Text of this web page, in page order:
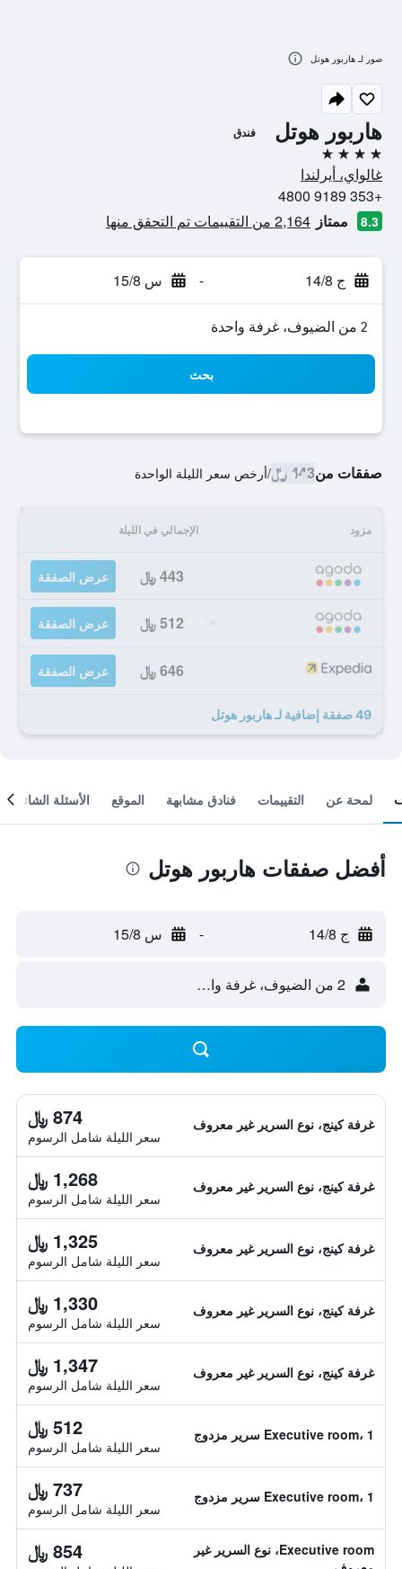
هاربور هوتل فندق
4 نجوم
غالواي، أيرلندا
+353 9189 4800
8.3 ممتاز 2,164 من التقييمات تم التحقق منها
ج 14/8 - س 15/8
2 من الضيوف، غرفة واحدة
بحث
صفقات من443 ﷼ /أرخص سعر الليلة الواحدة
مزود الإجمالي في الليلة
443 ﷼ عرض الصفقة
512 ﷼ عرض الصفقة
646 ﷼ عرض الصفقة
49 صفقة إضافية لـ هاربور هوتل
صور لـ هاربور هوتل
لمحة عن التقييمات فنادق مشابهة الموقع الأسئلة الشائعة
أفضل صفقات هاربور هوتل
ج 14/8 - س 15/8
2 من الضيوف، غرفة واحدة
غرفة كينج، نوع السرير غير معروف 874 ﷼
سعر الليلة شامل الرسوم
غرفة كينج، نوع السرير غير معروف 1,268 ﷼
سعر الليلة شامل الرسوم
غرفة كينج، نوع السرير غير معروف 1,325 ﷼
سعر الليلة شامل الرسوم
غرفة كينج، نوع السرير غير معروف 1,330 ﷼
سعر الليلة شامل الرسوم
غرفة كينج، نوع السرير غير معروف 1,347 ﷼
سعر الليلة شامل الرسوم
Executive room، 1 سرير مزدوج 512 ﷼
سعر الليلة شامل الرسوم
Executive room، 1 سرير مزدوج 737 ﷼
سعر الليلة شامل الرسوم
Executive room، نوع السرير غير
854 ﷼